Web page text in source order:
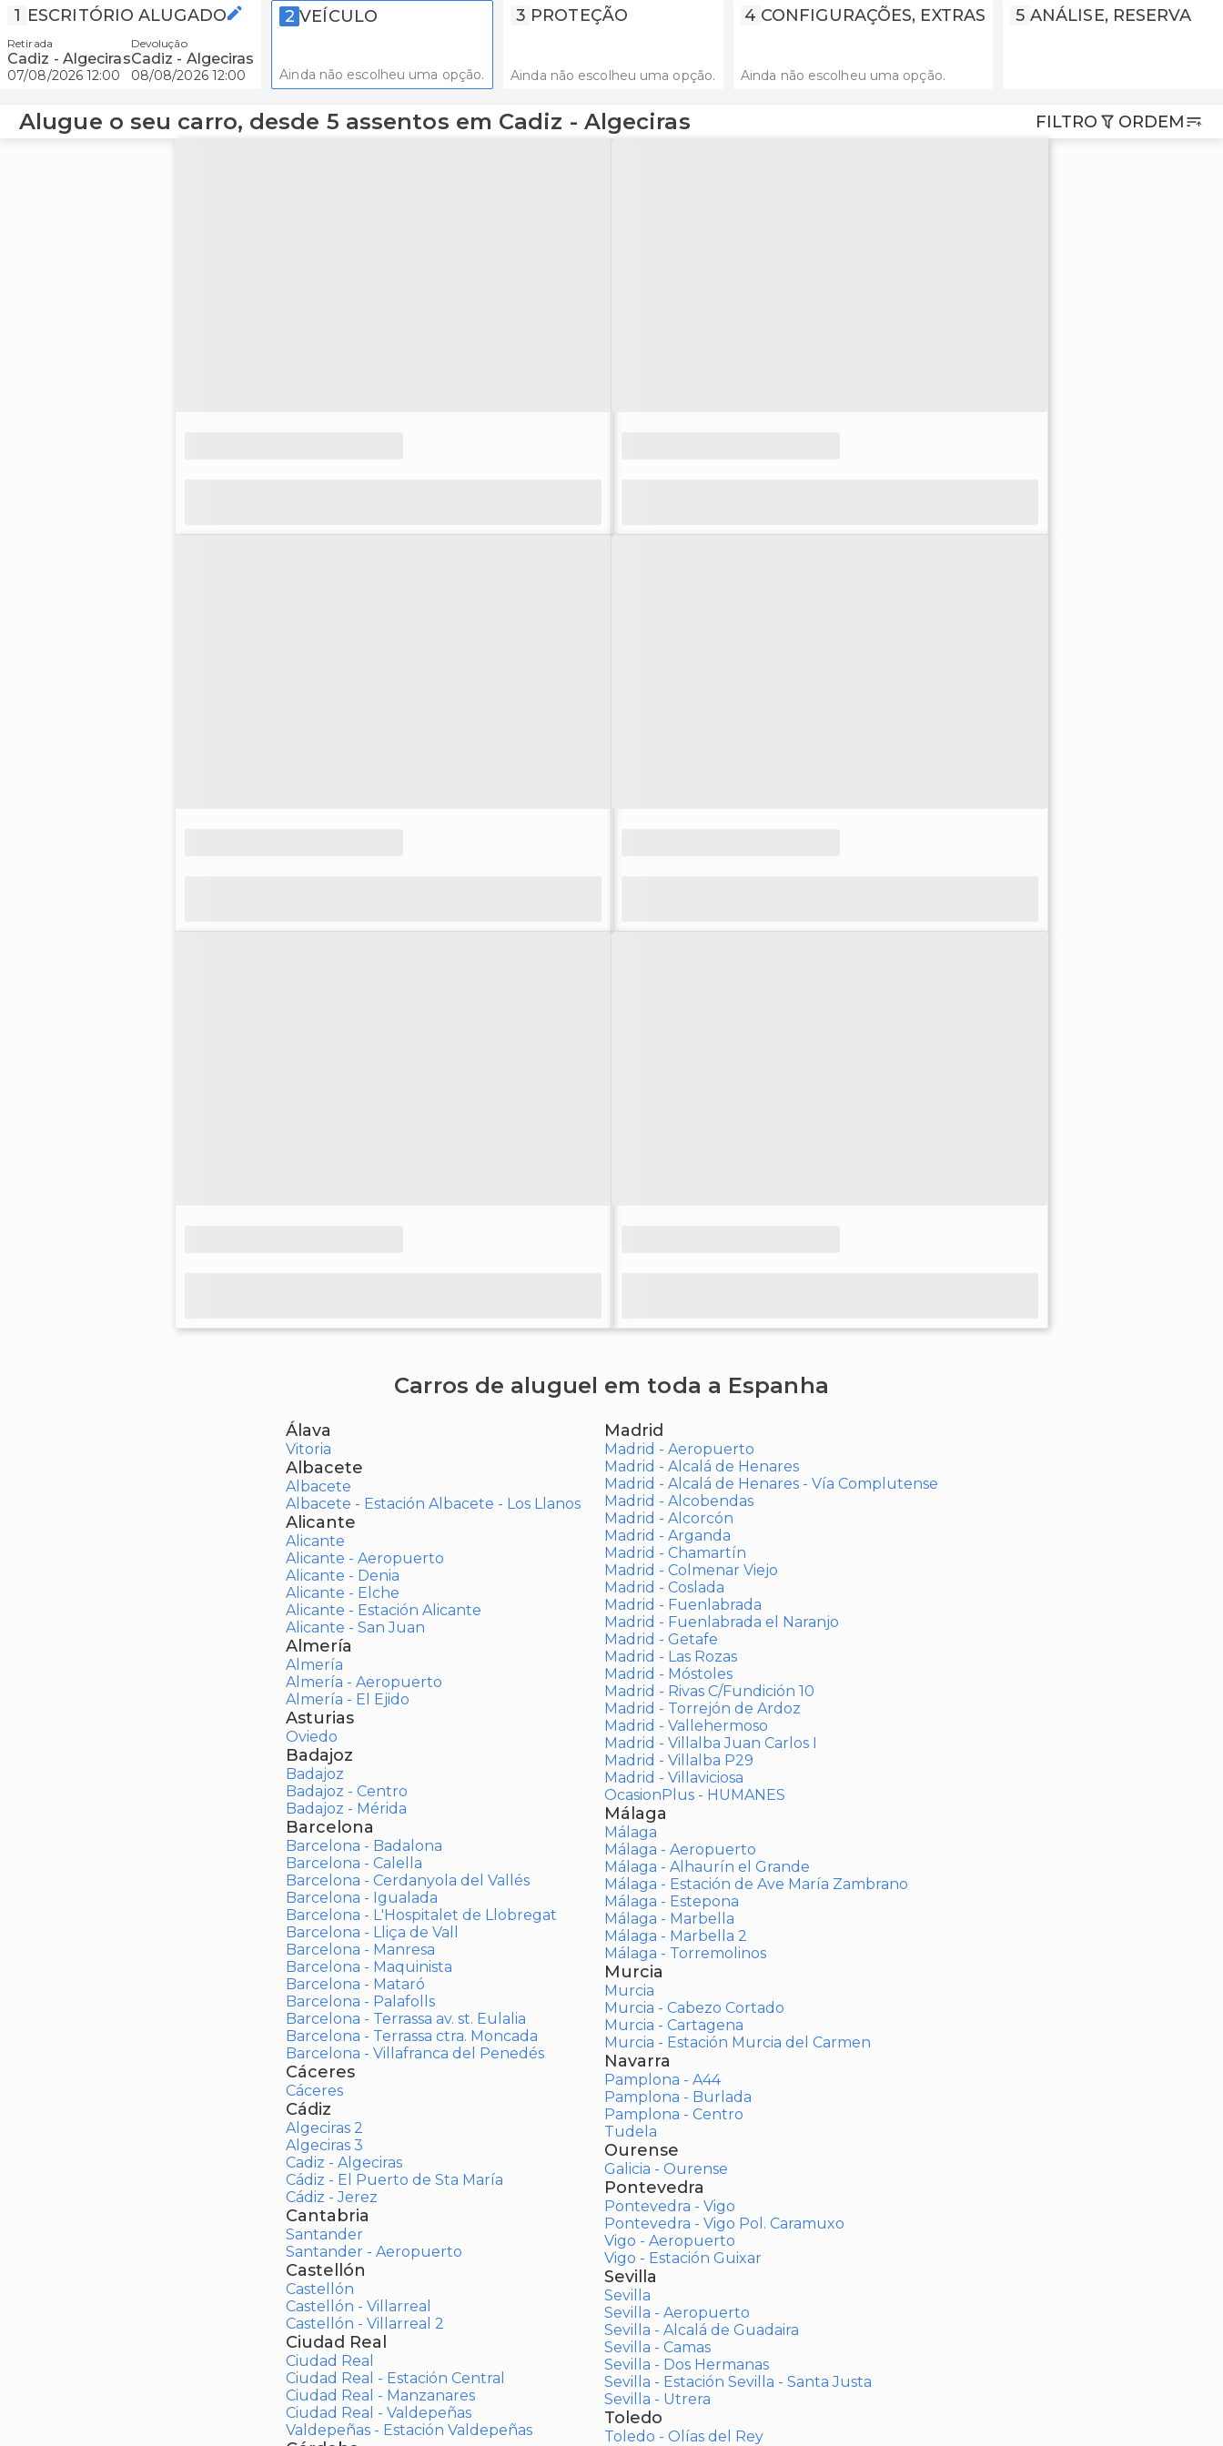
1 ESCRITÓRIO ALUGADO
Retirada
Cadiz - Algeciras
07/08/2026 12:00
Devolução
Cadiz - Algeciras
08/08/2026 12:00
2 VEÍCULO
Ainda não escolheu uma opção.
3 PROTEÇÃO
Ainda não escolheu uma opção.
4 CONFIGURAÇÕES, EXTRAS
Ainda não escolheu uma opção.
5 ANÁLISE, RESERVA
Alugue o seu carro, desde 5 assentos em Cadiz - Algeciras FILTRO ORDEM
Carros de aluguel em toda a Espanha
Álava
Vitoria
Albacete
Albacete
Albacete - Estación Albacete - Los Llanos
Alicante
Alicante
Alicante - Aeropuerto
Alicante - Denia
Alicante - Elche
Alicante - Estación Alicante
Alicante - San Juan
Almería
Almería
Almería - Aeropuerto
Almería - El Ejido
Asturias
Oviedo
Badajoz
Badajoz
Badajoz - Centro
Badajoz - Mérida
Barcelona
Barcelona - Badalona
Barcelona - Calella
Barcelona - Cerdanyola del Vallés
Barcelona - Igualada
Barcelona - L'Hospitalet de Llobregat
Barcelona - Lliça de Vall
Barcelona - Manresa
Barcelona - Maquinista
Barcelona - Mataró
Barcelona - Palafolls
Barcelona - Terrassa av. st. Eulalia
Barcelona - Terrassa ctra. Moncada
Barcelona - Villafranca del Penedés
Cáceres
Cáceres
Cádiz
Algeciras 2
Algeciras 3
Cadiz - Algeciras
Cádiz - El Puerto de Sta María
Cádiz - Jerez
Cantabria
Santander
Santander - Aeropuerto
Castellón
Castellón
Castellón - Villarreal
Castellón - Villarreal 2
Ciudad Real
Ciudad Real
Ciudad Real - Estación Central
Ciudad Real - Manzanares
Ciudad Real - Valdepeñas
Valdepeñas - Estación Valdepeñas
Madrid
Madrid - Aeropuerto
Madrid - Alcalá de Henares
Madrid - Alcalá de Henares - Vía Complutense
Madrid - Alcobendas
Madrid - Alcorcón
Madrid - Arganda
Madrid - Chamartín
Madrid - Colmenar Viejo
Madrid - Coslada
Madrid - Fuenlabrada
Madrid - Fuenlabrada el Naranjo
Madrid - Getafe
Madrid - Las Rozas
Madrid - Móstoles
Madrid - Rivas C/Fundición 10
Madrid - Torrejón de Ardoz
Madrid - Vallehermoso
Madrid - Villalba Juan Carlos I
Madrid - Villalba P29
Madrid - Villaviciosa
OcasionPlus - HUMANES
Málaga
Málaga
Málaga - Aeropuerto
Málaga - Alhaurín el Grande
Málaga - Estación de Ave María Zambrano
Málaga - Estepona
Málaga - Marbella
Málaga - Marbella 2
Málaga - Torremolinos
Murcia
Murcia
Murcia - Cabezo Cortado
Murcia - Cartagena
Murcia - Estación Murcia del Carmen
Navarra
Pamplona - A44
Pamplona - Burlada
Pamplona - Centro
Tudela
Ourense
Galicia - Ourense
Pontevedra
Pontevedra - Vigo
Pontevedra - Vigo Pol. Caramuxo
Vigo - Aeropuerto
Vigo - Estación Guixar
Sevilla
Sevilla
Sevilla - Aeropuerto
Sevilla - Alcalá de Guadaira
Sevilla - Camas
Sevilla - Dos Hermanas
Sevilla - Estación Sevilla - Santa Justa
Sevilla - Utrera
Toledo
Toledo - Olías del Rey